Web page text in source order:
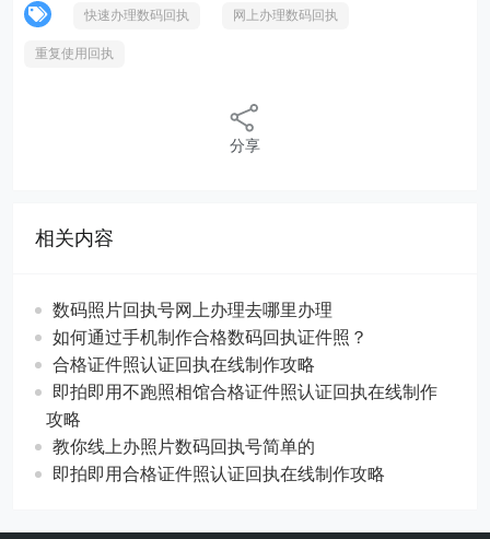
快速办理数码回执 网上办理数码回执
重复使用回执
分享
相关内容
数码照片回执号网上办理去哪里办理
如何通过手机制作合格数码回执证件照？
合格证件照认证回执在线制作攻略
即拍即用不跑照相馆合格证件照认证回执在线制作
攻略
教你线上办照片数码回执号简单的
即拍即用合格证件照认证回执在线制作攻略